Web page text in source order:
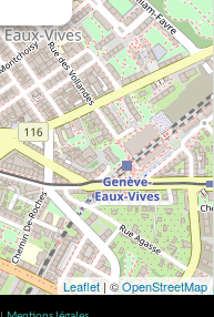
Leaflet | ©OpenStreetMap